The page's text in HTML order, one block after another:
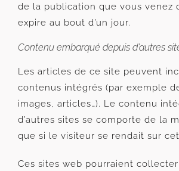
de la publication que vous venez
expire au bout d’un jour.
Contenu embarqué depuis d’autres
Les articles de ce site peuvent
contenus intégrés (par exemple
images, articles…). Le contenu
d’autres sites se comporte de la
que si le visiteur se rendait sur
Ces sites web pourraient